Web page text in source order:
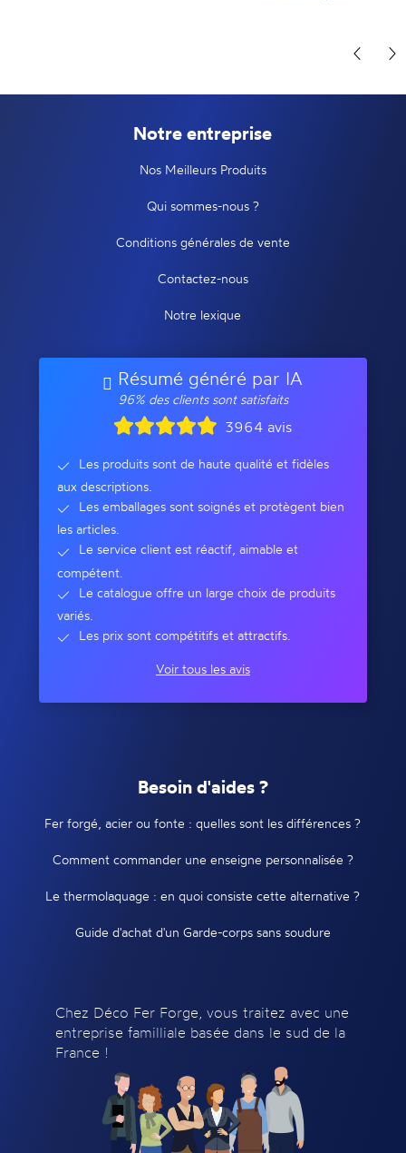
Notre entreprise
Nos Meilleurs Produits
Qui sommes-nous ?
Conditions générales de vente
Contactez-nous
Notre lexique
Résumé généré par IA
96% des clients sont satisfaits
3964 avis
Les produits sont de haute qualité et fidèles
aux descriptions.
Les emballages sont soignés et protègent bien
les articles.
Le service client est réactif, aimable et
compétent.
Le catalogue offre un large choix de produits
variés.
Les prix sont compétitifs et attractifs.
Voir tous les avis
Besoin d'aides ?
Fer forgé, acier ou fonte : quelles sont les différences ?
Comment commander une enseigne personnalisée ?
Le thermolaquage : en quoi consiste cette alternative ?
Guide d'achat d'un Garde-corps sans soudure
Chez Déco Fer Forge, vous traitez avec une
entreprise familliale basée dans le sud de la
France !